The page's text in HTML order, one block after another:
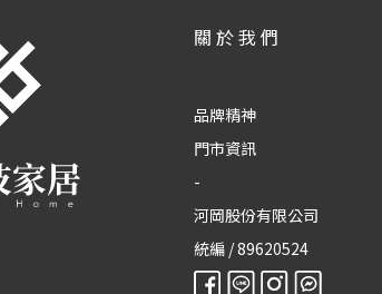
關於我們
品牌精神
門市資訊
-
河岡股份有限公司
統編 / 89620524